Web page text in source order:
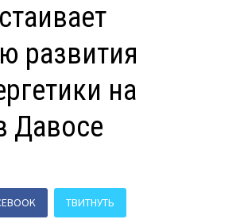
развития
на
Давосе
ТВИТНУТЬ